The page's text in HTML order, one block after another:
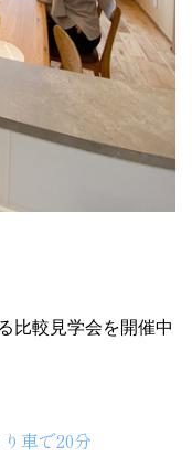
比較見学会を開催中
車で20分